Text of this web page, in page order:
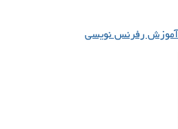
آموزش رفرنس نویسی